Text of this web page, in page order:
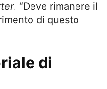
. “Deve rimanere il
di questo
di